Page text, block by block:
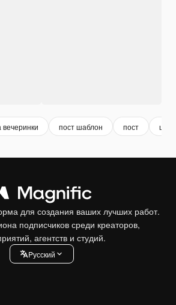
пост шаблон пост
для создания ваших лучших работ.
подписчиков среди креаторов,
агентств и студий.
Pусский